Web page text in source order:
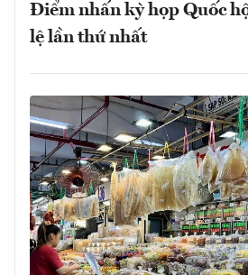
Điểm nhấn kỳ họp Quốc
lệ lần thứ nhất